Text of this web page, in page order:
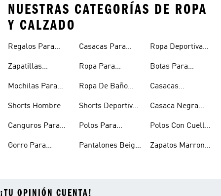
NUESTRAS CATEGORÍAS DE ROPA
Y CALZADO
Regalos Para
Zapatillas
Mochilas Para
Shorts Hombre
Canguros Para
Gorro Para
Casacas Para
Ropa Para
Ropa De Baño
Shorts Deportivos
Polos Para
Pantalones Beige
Ropa Deportiva
Botas Para
Casacas
Hombre
Casaca Negra
Polos Con Cuello
Zapatos Marron
¡TU OPINIÓN CUENTA!